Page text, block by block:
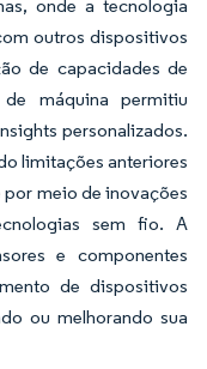
onde a tecnologia
outros dispositivos
de capacidades de
máquina permitiu
personalizados.
limitações anteriores
meio de inovações
sem fio. A
e componentes
de dispositivos
ou melhorando sua